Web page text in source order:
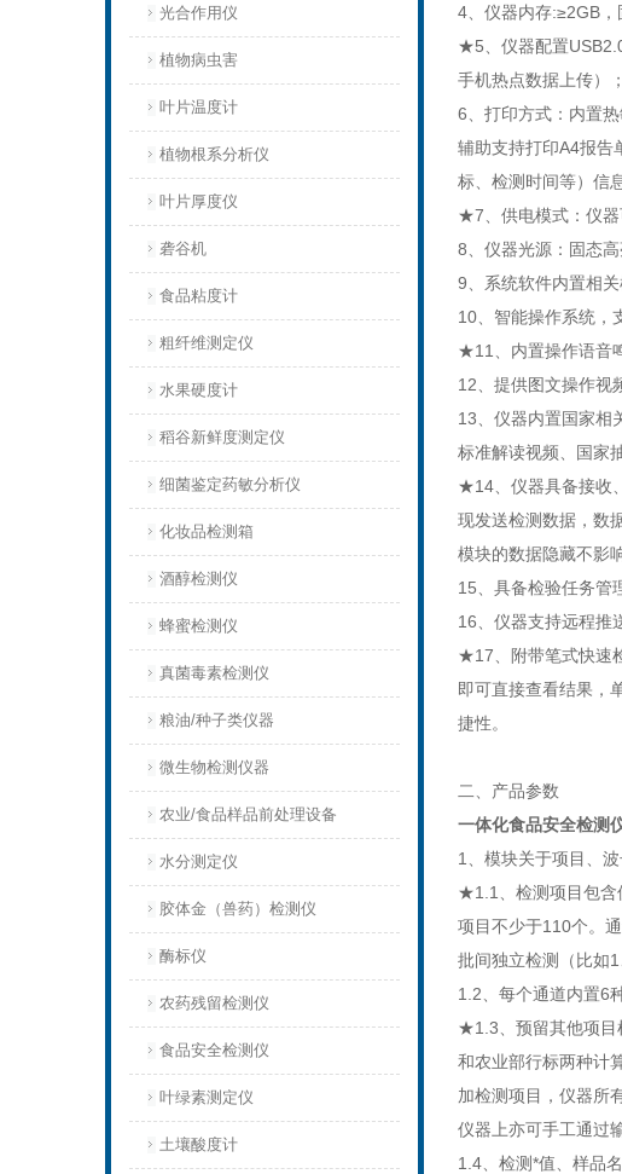
光合作用仪
植物病虫害
叶片温度计
植物根系分析仪
叶片厚度仪
砻谷机
食品粘度计
粗纤维测定仪
水果硬度计
稻谷新鲜度测定仪
细菌鉴定药敏分析仪
化妆品检测箱
酒醇检测仪
蜂蜜检测仪
真菌毒素检测仪
粮油/种子类仪器
微生物检测仪器
农业/食品样品前处理设备
水分测定仪
胶体金（兽药）检测仪
酶标仪
农药残留检测仪
食品安全检测仪
叶绿素测定仪
土壤酸度计
4、仪器内存:≥2GB
★5、仪器配置
手机热点数据上传）；
6、打印方式：内置
辅助支持打印A4报告
标、检测时间等）信息
★7、供电模式：仪器
8、仪器光源：固态高
9、系统软件内置相
10、智能操作系统，
★11、内置操作语音
12、提供图文操作视
13、仪器内置国家相
标准解读视频、国家
★14、仪器具备接收
现发送检测数据，数
模块的数据隐藏不影
15、具备检验任务管
16、仪器支持远程推
★17、附带笔式快速
即可直接查看结果，
捷性。
二、产品参数
一体化食品安全检测
1、模块关于项目、
★1.1、检测项目包含
项目不少于110个。
批间独立检测（比如
1.2、每个通道内置6
★1.3、预留其他项目
和农业部行标两种计
加检测项目，仪器所
仪器上亦可手工通过
1.4、检测*值、样品